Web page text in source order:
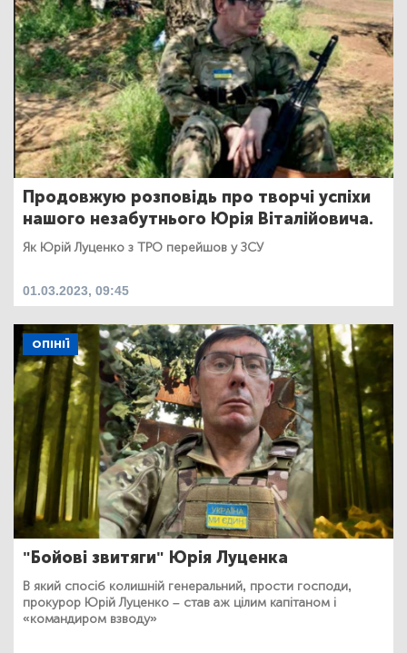
Продовжую розповідь про творчі успіхи
нашого незабутнього Юрія Віталійовича.
Як Юрій Луценко з ТРО перейшов у ЗСУ
01.03.2023, 09:45
ОПІНІЇ
"Бойові звитяги" Юрія Луценка
В який спосіб колишній генеральний, прости господи,
прокурор Юрій Луценко – став аж цілим капітаном і
«командиром взводу»